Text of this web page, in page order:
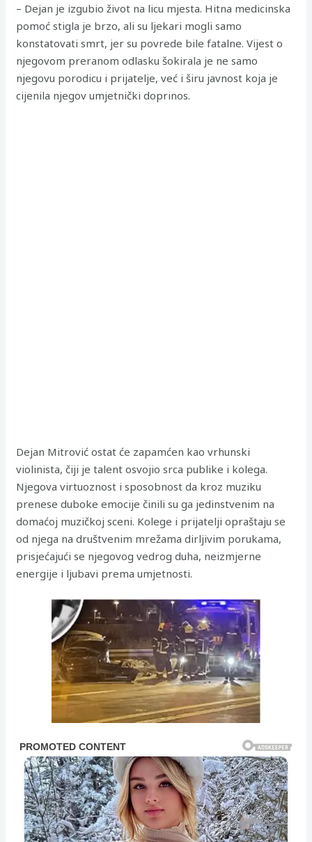
– Dejan je izgubio život na licu mjesta. Hitna medicinska
pomoć stigla je brzo, ali su ljekari mogli samo
konstatovati smrt, jer su povrede bile fatalne. Vijest o
njegovom preranom odlasku šokirala je ne samo
njegovu porodicu i prijatelje, već i širu javnost koja je
cijenila njegov umjetnički doprinos.
Dejan Mitrović ostat će zapamćen kao vrhunski
violinista, čiji je talent osvojio srca publike i kolega.
Njegova virtuoznost i sposobnost da kroz muziku
prenese duboke emocije činili su ga jedinstvenim na
domaćoj muzičkoj sceni. Kolege i prijatelji opraštaju se
od njega na društvenim mrežama dirljivim porukama,
prisjećajući se njegovog vedrog duha, neizmjerne
energije i ljubavi prema umjetnosti.